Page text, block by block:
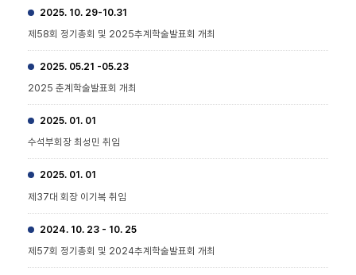
2025. 10. 29-10.31
제58회 정기총회 및 2025추계학술발표회 개최
2025. 05.21 -05.23
2025 춘계학술발표회 개최
2025. 01. 01
수석부회장 최성민 취임
2025. 01. 01
제37대 회장 이기복 취임
2024. 10. 23 - 10. 25
제57회 정기총회 및 2024추계학술발표회 개최